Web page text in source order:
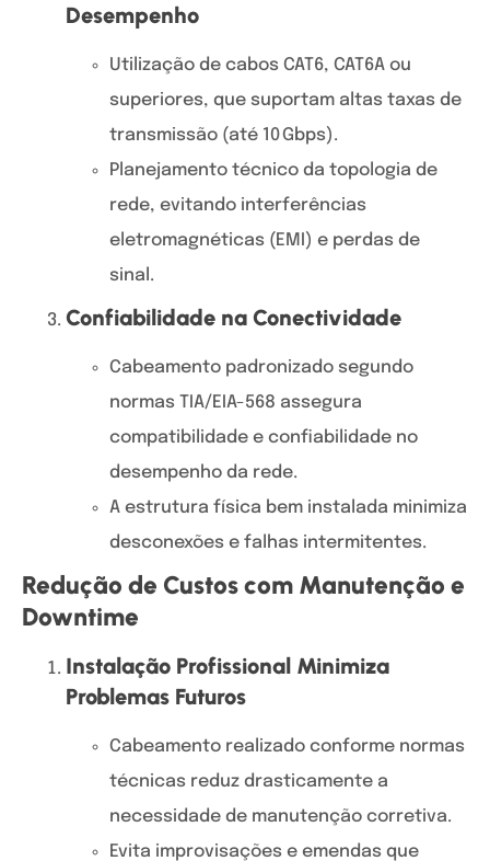
Desempenho
Utilização de cabos CAT6, CAT6A ou
superiores, que suportam altas taxas de
transmissão (até 10 Gbps).
Planejamento técnico da topologia de
rede, evitando interferências
eletromagnéticas (EMI) e perdas de
sinal.
Confiabilidade na Conectividade
Cabeamento padronizado segundo
normas TIA/EIA-568 assegura
compatibilidade e confiabilidade no
desempenho da rede.
A estrutura física bem instalada minimiza
desconexões e falhas intermitentes.
Redução de Custos com Manutenção e
Downtime
Instalação Profissional Minimiza
Problemas Futuros
Cabeamento realizado conforme normas
técnicas reduz drasticamente a
necessidade de manutenção corretiva.
Evita improvisações e emendas que